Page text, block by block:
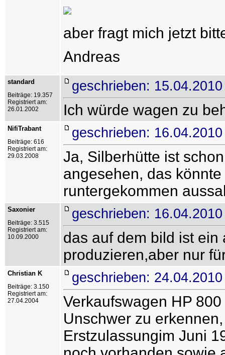
aber fragt mich jetzt
Andreas
standard
Beiträge: 19.357
Registriert am:
26.01.2002
geschrieben:
Ich würde wagen zu
NifiTrabant
Beiträge: 616
Registriert am:
29.03.2008
geschrieben:
Ja, Silberhütte ist
angesehen, das
runtergekommen
Saxonier
Beiträge: 3.515
Registriert am:
10.09.2000
geschrieben:
das auf dem bild ist
produzieren,aber nur
Christian K
Beiträge: 3.150
Registriert am:
27.04.2004
geschrieben:
Verkaufswagen HP
Unschwer zu
Erstzulassungim Juni